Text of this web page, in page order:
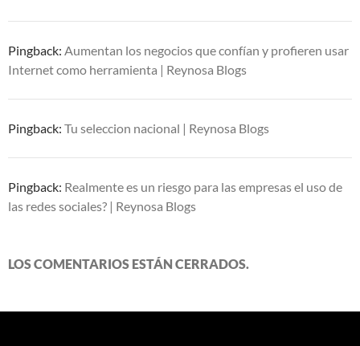
Pingback: Aumentan los negocios que confían y profieren usar
Internet como herramienta | Reynosa Blogs
Pingback: Tu seleccion nacional | Reynosa Blogs
Pingback: Realmente es un riesgo para las empresas el uso de
las redes sociales? | Reynosa Blogs
LOS COMENTARIOS ESTÁN CERRADOS.